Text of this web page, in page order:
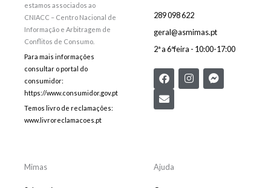
estamos associados ao
CNIACC – Centro Nacional de
Informação e Arbitragem de
Conflitos de Consumo.
Para mais informações
consultar o portal do
consumidor:
https://www.consumidor.gov.pt
Temos livro de reclamações:
www.livroreclamacoes.pt
289 098 622
geral@asmimas.pt
2ª a 6ªfeira - 10:00-17:00
F
a
c
e
I
n
F
a
E
n
v
e
Mimas Ajuda